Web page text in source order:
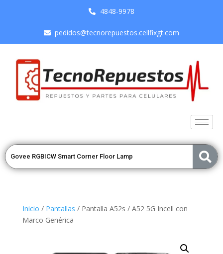
4848-9978
pedidos@tecnorepuestos.cellfixgt.com
Inicio / Pantallas / Pantalla A52s / A52 5G Incell con
Marco Genérica